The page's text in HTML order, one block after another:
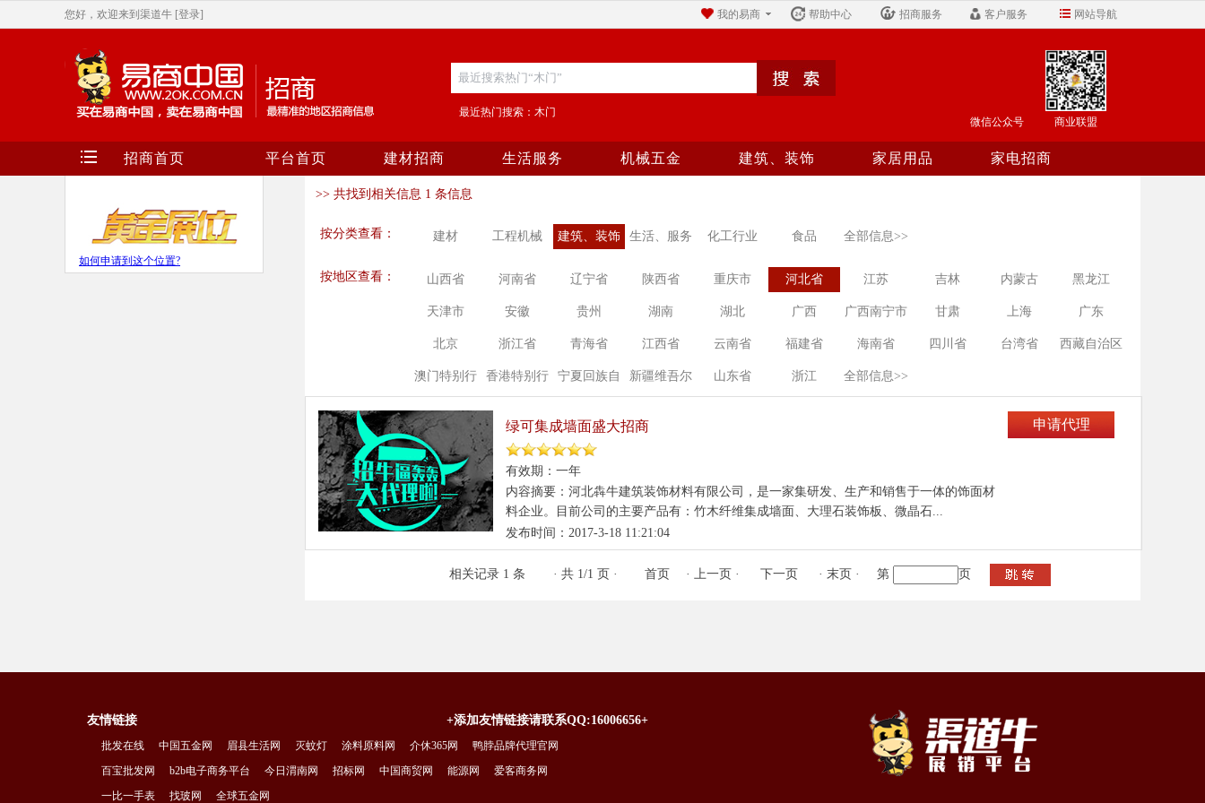
您好，欢迎来到渠道牛 [登录] 网站导航
客户服务
招商服务
帮助中心
我的易商
最近热门搜索：木门
商业联盟
微信公众号
招商首页 平台首页 建材招商 生活服务 机械五金 建筑、装饰 家居用品 家电招商
如何申请到这个位置?
>> 共找到相关信息 1 条信息
按分类查看： 建材 工程机械 建筑、装饰 生活、服务 化工行业 食品 全部信息>>
按地区查看： 山西省 河南省 辽宁省 陕西省 重庆市 河北省 江苏 吉林 内蒙古 黑龙江
天津市 安徽 贵州 湖南 湖北 广西 广西南宁市 甘肃 上海 广东
北京 浙江省 青海省 江西省 云南省 福建省 海南省 四川省 台湾省 西藏自治区
澳门特别行 香港特别行 宁夏回族自 新疆维吾尔 山东省 浙江 全部信息>>
绿可集成墙面盛大招商
有效期：一年
内容摘要：河北犇牛建筑装饰材料有限公司，是一家集研发、生产和销售于一体的饰面材
料企业。目前公司的主要产品有：竹木纤维集成墙面、大理石装饰板、微晶石...
发布时间：2017-3-18 11:21:04
申请代理
相关记录 1 条 · 共 1/1 页 · 首页 · 上一页 · 下一页 · 末页 · 第 页
友情链接 +添加友情链接请联系QQ:16006656+
批发在线 中国五金网 眉县生活网 灭蚊灯 涂料原料网 介休365网
鸭脖品牌代理官网
百宝批发网
b2b电子商务平台 今日渭南网 招标网 中国商贸网 能源网
爱客商务网
一比一手表
找玻网 全球五金网